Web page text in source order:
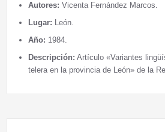
Autores: Vicenta Fernández Marcos.
Lugar: León.
Año: 1984.
Descripción: Artículo «Variantes
telera en la provincia de León» de la